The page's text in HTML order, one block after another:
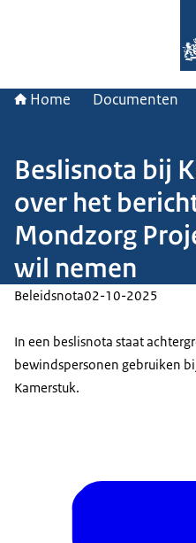
Home Documenten
Beslisnota bij
over het
Mondzorg
wil nemen
Beleidsnota02-10-2025
In een beslisnota staat
bewindspersonen gebruiken
Kamerstuk.